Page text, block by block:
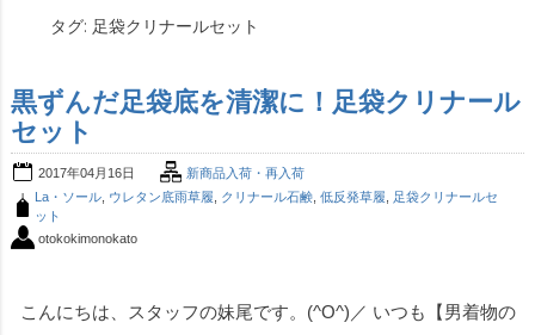
タグ: 足袋クリナールセット
黒ずんだ足袋底を清潔に！足袋クリナール
セット
2017年04月16日
新商品入荷・再入荷
La・ソール, ウレタン底雨草履 クリナール石鹸, 低反発草履
足袋クリナールセ
ット
otokokimonokato
こんにちは、スタッフの妹尾です。(^O^)／ いつも【男着物の